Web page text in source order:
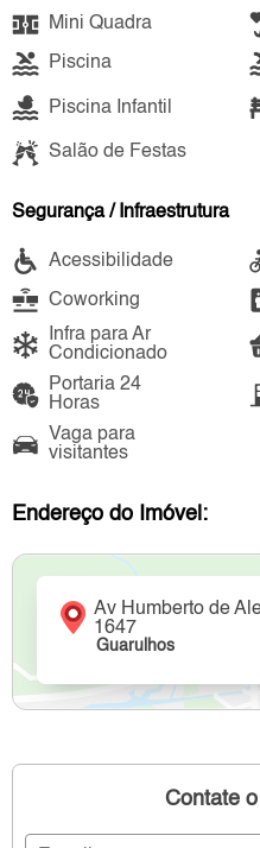
Mini Quadra
Piscina
Piscina Infantil
Salão de Festas
Segurança / Infraestrutura
Acessibilidade
Coworking
Infra para Ar
Condicionado
Portaria 24
Horas
Vaga para
visitantes
Endereço do Imóvel:
Av Humberto de
1647
Guarulhos
Contate